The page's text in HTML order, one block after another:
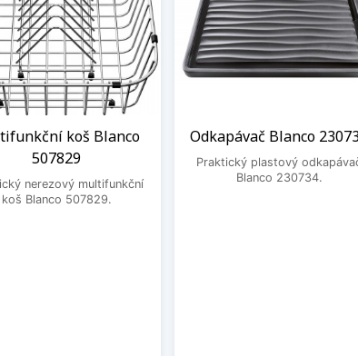
koš Blanco
507829
nerezový multifunkční
koš Blanco 507829.
Odkapávač Blanco
Praktický plastový
Blanco 230734.